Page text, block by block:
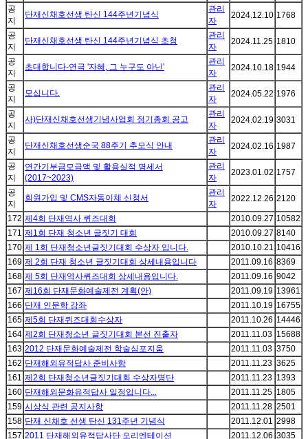
공
지
단재신채호선생 탄신 144주년기념식
관리
자
2024.12.10 1768
공
지
단재신채호선생 탄신 144주년기념식 초청
관리
자
2024.11.25 1810
공
지
초대합니다-연극 '자혜, 그 누구도 아닌'
관리
자
2024.10.18 1944
공
지
모십니다.
관리
자
2024.05.22 1976
공
지
사)단재신채호선생기념사업회 정기총회 공고
관리
자
2024.02.19 3031
공
지
단재신채호선생순국 88주기 추모식 안내
관리
자
2024.02.16 1987
공
지
연간기부금모금액 및 활용실적 명세서
(2017~2023)
관리
자
2023.01.02 1757
공
지
회원가입 및 CMS자동이체 신청서
관리
자
2022.12.26 2120
172 제4회 단재역사 퀴즈대회 2010.09.27 10582
171 제1회 단재 청소년 글짓기 대회 2010.09.27 8140
170 제 1회 단재청소년글짓기대회 수상자 입니다. 2010.10.21 10416
169 제 2회 단재 청소년 글짓기대회 상세내용입니다 2011.09.16 8369
168 제 5회 단재역사퀴즈대회 상세내용입니다. 2011.09.16 9042
167 제16회 단재문화예술제전 계획(안) 2011.09.19 13961
166 단재 인문학 강좌 2011.10.19 16755
165 제5회 단재퀴즈대회수상자 2011.10.26 14446
164 제2회 단재청소년 글짓기대회 본선 진출자 2011.11.03 15688
163 2012 단재문화예술제전 학술심포지움 2011.11.03 3750
162 단재해외유적답사 준비사항 2011.11.23 3625
161 제2회 단재청소년글짓기대회 수상자명단 2011.11.23 1393
160 단재해외문화유적답사 일정입니다... 2011.11.25 1805
159 시상식 관련 공지사항 2011.11.28 2501
158 단재 신채호 선생 탄신 131주년 기념식 2011.12.01 2998
157 2011 단재해외유적답사단 오리엔테이션 2011.12.06 3035